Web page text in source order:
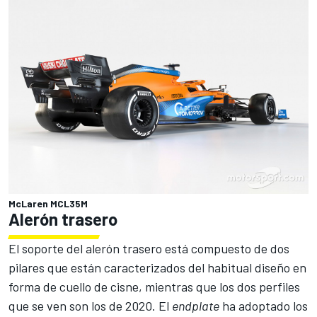
McLaren MCL35M
Alerón trasero
El soporte del alerón trasero está compuesto de dos
pilares que están caracterizados del habitual diseño en
forma de cuello de cisne, mientras que los dos perfiles
que se ven son los de 2020. El endplate ha adoptado los